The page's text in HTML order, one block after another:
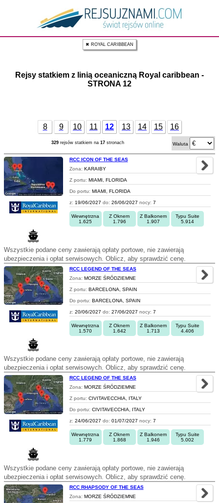
✖ ROYAL CARIBBEAN
Rejsy statkiem z linią oceaniczną Royal caribbean -
STRONA 12
8 9 10 11 12 13 14 15 16
329 rejsów statkiem na 17 stronach Waluta
RCC ICON OF THE SEAS
Zona: KARAIBY
Z portu: MIAMI, FLORIDA
Do portu: MIAMI, FLORIDA
z: 19/06/2027 do: 26/06/2027 nocy: 7
Wewnętrzna
1.625
Z Oknem
1.796
Z Balkonem
1.907
Typu Suite
5.914
Wszystkie podane ceny zawierają opłaty portowe, nie zawierają
ubezpieczenia i opłat serwisowych. Oblicz, aby sprawdzić cenę.
RCC LEGEND OF THE SEAS
Zona: MORZE ŚRÓDZIEMNE
Z portu: BARCELONA, SPAIN
Do portu: BARCELONA, SPAIN
z: 20/06/2027 do: 27/06/2027 nocy: 7
Wewnętrzna
1.570
Z Oknem
1.642
Z Balkonem
1.713
Typu Suite
4.406
Wszystkie podane ceny zawierają opłaty portowe, nie zawierają
ubezpieczenia i opłat serwisowych. Oblicz, aby sprawdzić cenę.
RCC LEGEND OF THE SEAS
Zona: MORZE ŚRÓDZIEMNE
Z portu: CIVITAVECCHIA, ITALY
Do portu: CIVITAVECCHIA, ITALY
z: 24/06/2027 do: 01/07/2027 nocy: 7
Wewnętrzna
1.779
Z Oknem
1.868
Z Balkonem
1.946
Typu Suite
5.002
Wszystkie podane ceny zawierają opłaty portowe, nie zawierają
ubezpieczenia i opłat serwisowych. Oblicz, aby sprawdzić cenę.
RCC RHAPSODY OF THE SEAS
Zona: MORZE ŚRÓDZIEMNE